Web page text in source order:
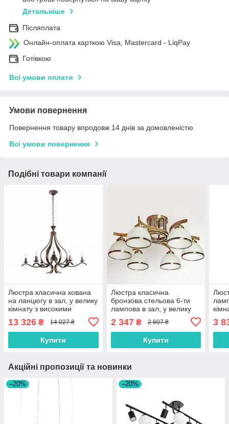
Детальніше
Післяплата
Онлайн-оплата карткою Visa, Mastercard - LiqPay
Готівкою
Всі умови оплати
Умови повернення
Повернення товару впродовж 14 днів за домовленістю
Всі умови повернення
Подібні товари компанії
Люстра класична кована
на ланцюгу в зал, у велику
кімнату з високими
13 326 ₴ 14 027 ₴
Купити
Люстра класична
бронзова стельова 6-ти
лампова в зал, у велику
2 347₴ 2 607 ₴
Купити
3
Акційні пропозиції та новинки
–20% –20%